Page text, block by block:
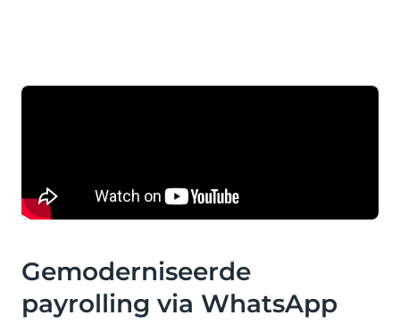
Gemoderniseerde
payrolling via WhatsApp